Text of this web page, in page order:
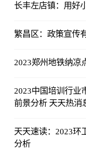
长丰左店镇：用好
繁昌区：政策宣传
2023郑州地铁纳凉
2023中国培训行业
前景分析 天天热消
天天速读：2023环
分析